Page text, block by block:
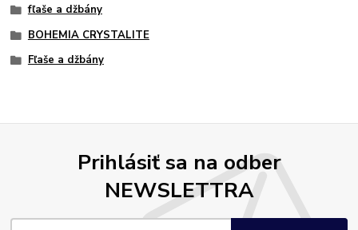
fľaše a džbány
BOHEMIA CRYSTALITE
Fľaše a džbány
Prihlásiť sa na odber
NEWSLETTRA